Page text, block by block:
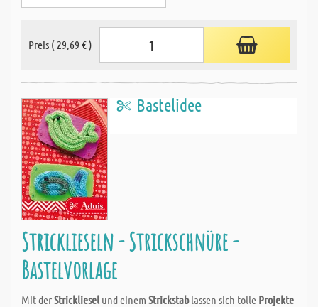
Preis ( 29,69 € )
Bastelidee
Stricklieseln - Strickschnüre -
Bastelvorlage
Mit derStricklieselund einem Strickstablassen sich tolle Projekte